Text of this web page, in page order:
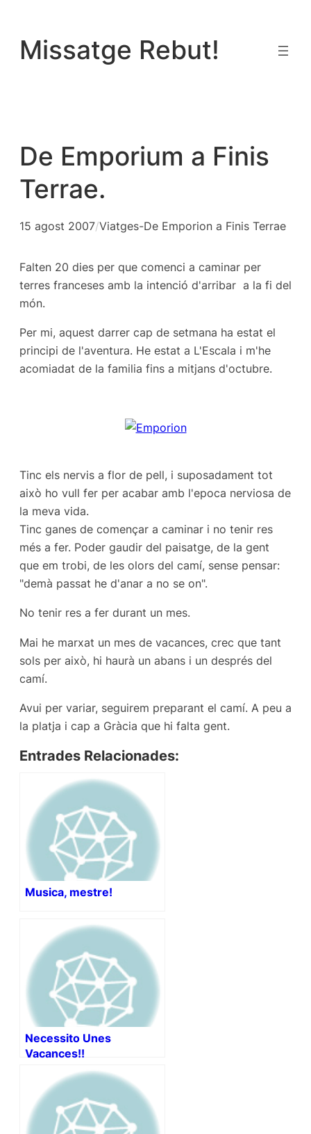
contingut
Missatge Rebut!
De Emporium a Finis
Terrae.
15 agost 2007/Viatges-De Emporion a Finis Terrae
Falten 20 dies per que comenci a caminar per
terres franceses amb la intenció d'arribar a la fi del
món.
Per mi, aquest darrer cap de setmana ha estat el
principi de l'aventura. He estat a L'Escala i m'he
acomiadat de la familia fins a mitjans d'octubre.
Tinc els nervis a flor de pell, i suposadament tot
això ho vull fer per acabar amb l'epoca nerviosa de
la meva vida.
Tinc ganes de començar a caminar i no tenir res
més a fer. Poder gaudir del paisatge, de la gent
que em trobi, de les olors del camí, sense pensar:
"demà passat he d'anar a no se on".
No tenir res a fer durant un mes.
Mai he marxat un mes de vacances, crec que tant
sols per això, hi haurà un abans i un després del
camí.
Avui per variar, seguirem preparant el camí. A peu a
la platja i cap a Gràcia que hi falta gent.
Entrades Relacionades:
Musica, mestre!
Necessito Unes
Vacances!!